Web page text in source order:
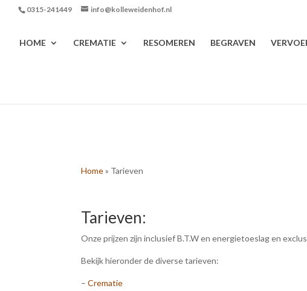
0315-241449 info@kolleweidenhof.nl
HOME CREMATIE RESOMEREN BEGRAVEN
Home» Tarieven
Tarieven:
Onze prijzen zijn inclusief B.T.W en energietoeslag en
Bekijk hieronder de diverse tarieven:
–Crematie